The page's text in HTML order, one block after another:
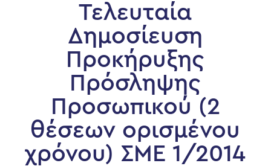
Τελευταία
Δημοσίευση
Προκήρυξης
Πρόσληψης
Προσωπικού (2
θέσεων ορισμένου
χρόνου) ΣΜΕ 1/2014